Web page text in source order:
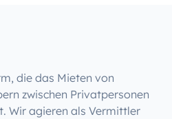
die das Mieten von
zwischen Privatpersonen
Wir agieren als Vermittler